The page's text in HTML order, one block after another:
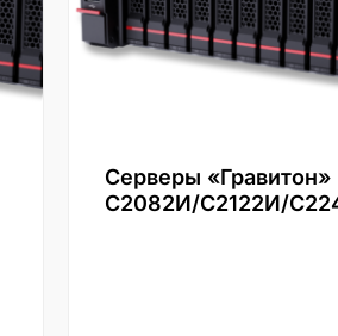
Серверы «Гравитон»
С2082И/С2122И/